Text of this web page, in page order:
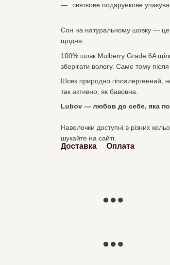
святкове подарункове
Сон на натуральному шовку — це
щодня.
100% шовк Mulberry Grade 6A
зберігати вологу. Саме тому
Шовк природно гіпоалергенний,
так активно, як бавовна.
Lubov — любов до себе, яка
Наволочки доступні в різних
шукайте на сайті.
Доставка Оплата